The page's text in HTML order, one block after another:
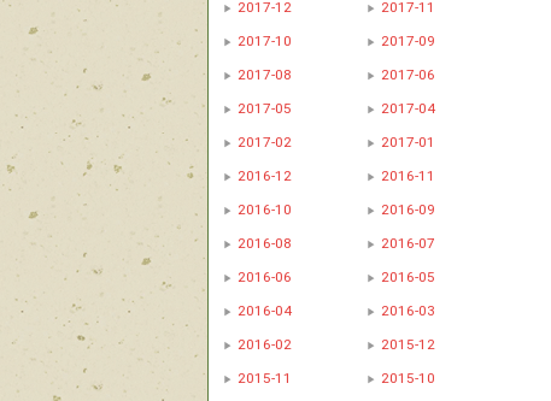
2017-12
2017-11
2017-10
2017-09
2017-08
2017-06
2017-05
2017-04
2017-02
2017-01
2016-12
2016-11
2016-10
2016-09
2016-08
2016-07
2016-06
2016-05
2016-04
2016-03
2016-02
2015-12
2015-11
2015-10